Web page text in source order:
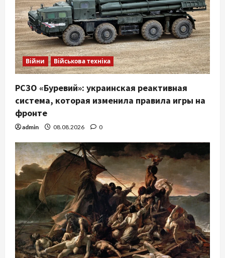
Війни Військова техніка
РСЗО «Буревий»: украинская реактивная
система, которая изменила правила игры на
фронте
admin 08.08.2026 0